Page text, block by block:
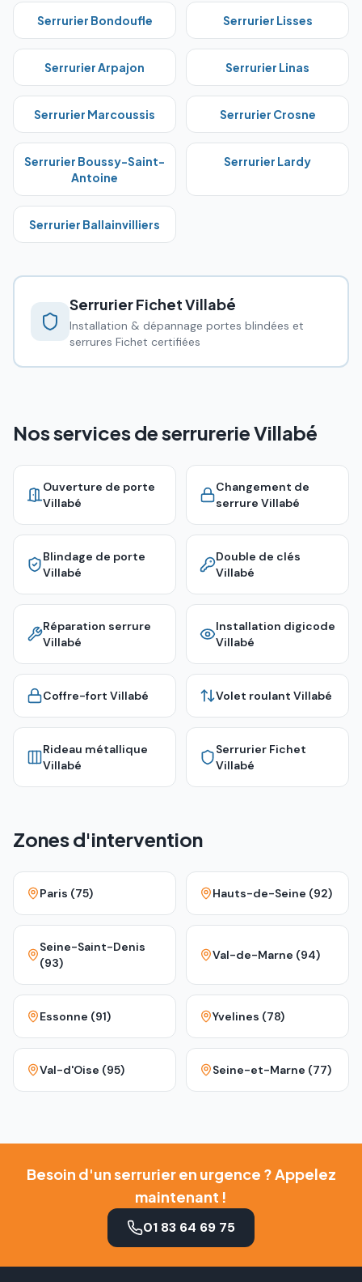
Serrurier Bondoufle Serrurier Lisses
SerrurierArpajon Serrurier Linas
Serrurier Marcoussis Serrurier Crosne
Serrurier Boussy-Saint-
Antoine
Serrurier Lardy
Serrurier Ballainvilliers
Serrurier FichetVillabé
Installation & dépannage portes blindées et
serrures Fichet certifiées
Nos services de serrurerie Villabé
Ouverture de porte
Villabé
Changement de
serrure Villabé
Blindage de porte
Villabé
Double de clés
Villabé
Réparation serrure
Villabé
Installation digicode
Villabé
Coffre-fort Villabé Volet roulant Villabé
Rideau métallique
Villabé
Serrurier Fichet
Villabé
Zones d'intervention
Paris (75) Hauts-de-Seine (92)
Seine-Saint-Denis
(93)
Val-de-Marne (94)
Essonne (91) Yvelines (78)
Val-d'Oise (95) Seine-et-Marne (77)
Besoin d'un serrurier en urgence ? Appelez
maintenant !
01 83 64 69 75